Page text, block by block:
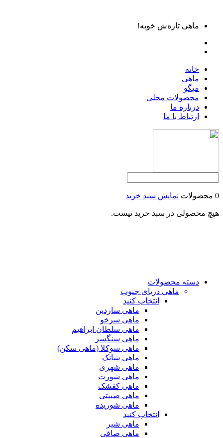
ماهی تازه‌ش خوبه!
خانه
ماهی
میگو
محصولات محلی
درباره ما
ارتباط با ما
0 محصولات نمایش سبد خرید
هیچ محصولی در سبد خرید نیست.
دسته محصولات
ماهی دریای جنوب
انتخاب کنید
ماهی ساردین
ماهی سرخو
ماهی سلطان ابراهیم
ماهی سنگسر
ماهی سوکلا (ماهی سکن)
ماهی شانک
ماهی شهری
ماهی شورت
ماهی کفشک
ماهی صبیتی
ماهی شوریده
انتخاب کنید
ماهی شیر
ماهی صافی